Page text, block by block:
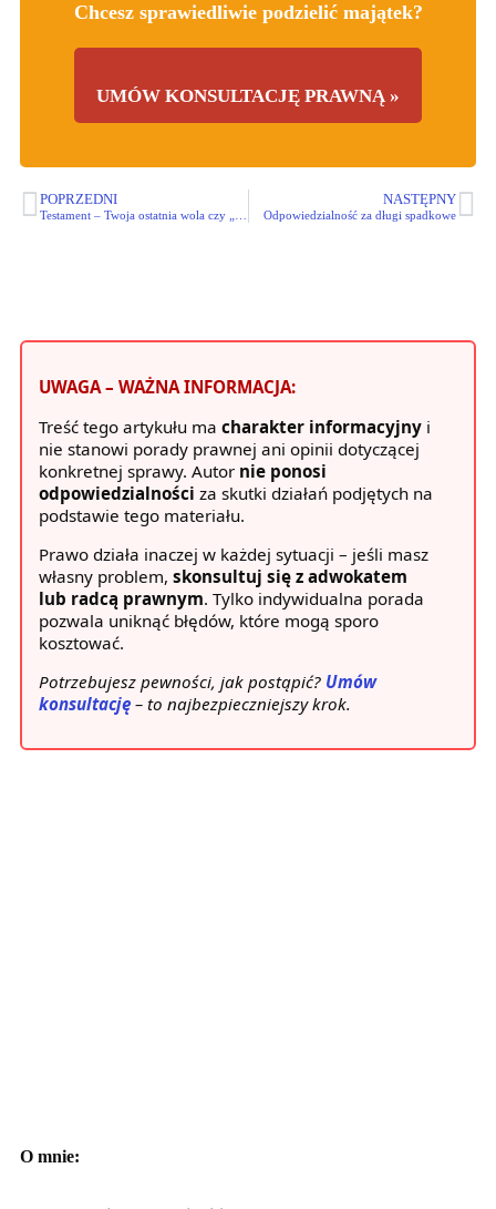
O mnie:
Chcesz sprawiedliwie podzielić majątek?
UMÓW KONSULTACJĘ PRAWNĄ »
POPRZEDNI NASTĘPNY
Odpowiedzialność za długi spadkowe
UWAGA – WAŻNA INFORMACJA:
Treść tego artykułu ma charakter informacyjny i
nie stanowi porady prawnej ani opinii dotyczącej
konkretnej sprawy. Autor nie ponosi
odpowiedzialności za skutki działań podjętych na
podstawie tego materiału.
Prawo działa inaczej w każdej sytuacji – jeśli masz
własny problem, skonsultuj się z adwokatem
lub radcą prawnym. Tylko indywidualna porada
pozwala uniknąć błędów, które mogą sporo
kosztować.
Potrzebujesz pewności, jak postąpić? Umów
konsultację – to najbezpieczniejszy krok.